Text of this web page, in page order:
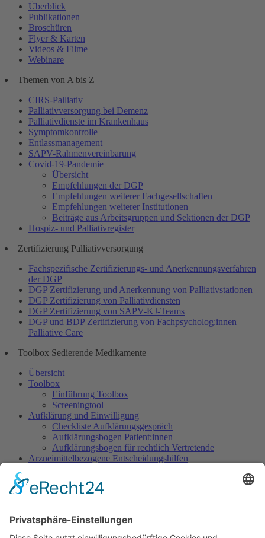
Überblick
Publikationen
Broschüren
Flyer & Karten
Videos & Filme
Webinare
Themen von A bis Z
CIRS-Palliativ
Palliativversorgung bei Demenz
Palliativdienste im Krankenhaus
Symptomkontrolle
Entlassmanagement
SAPV-Rahmenvereinbarung
Covid-19-Pandemie
Übersicht
Empfehlungen der DGP
Empfehlungen weiterer Fachgesellschaften
Empfehlungen weiterer Institutionen
Beiträge aus Arbeitsgruppen und Sektionen der DGP
Hospiz- und Palliativregister
Zertifizierung Palliativversorgung
Fachspezifische Zertifizierungs- und Anerkennungsverfahren
der DGP
DGP Zertifizierung und Anerkennung von Palliativstationen
DGP Zertifizierung von Palliativdiensten
DGP Zertifizierung von SAPV-KJ-Teams
DGP und BDP Zertifizierung von Fachpsycholog:innen
Palliative Care
Toolbox Sedierende Medikamente
Übersicht
Toolbox
Einführung Toolbox
Screeningtool
Aufklärung und Einwilligung
Checkliste Aufklärungsgespräch
Aufklärungsbogen Patient:innen
Aufklärungsbogen für rechtlich Vertretende
Arzneimittelbezogene Entscheidungshilfen
Warnliste
Dokumentation
Indikation Existenzielles Leiden
Wunsch nach Sedierung, um das eigene Leben zu